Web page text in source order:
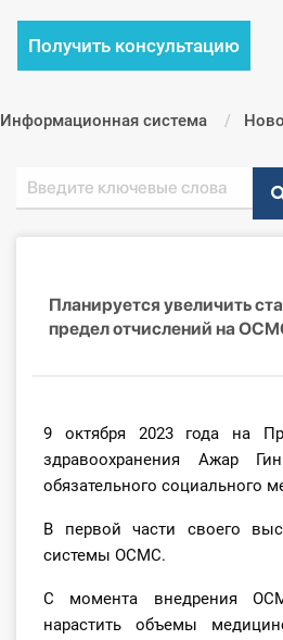
Получить консультацию
Информационная система
Планируется увеличить
предел отчислений на
9 октября 2023 года на
здравоохранения Ажар
обязательного социального
В первой части своего
системы ОСМС.
С момента внедрения
нарастить объемы